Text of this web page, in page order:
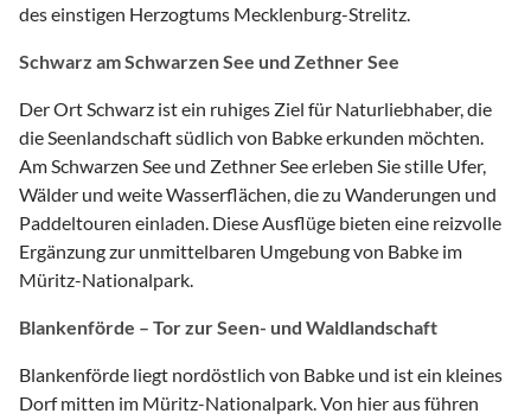
des einstigen Herzogtums Mecklenburg-Strelitz.
Schwarz am Schwarzen See und Zethner See
Der Ort Schwarz ist ein ruhiges Ziel für Naturliebhaber, die
die Seenlandschaft südlich von Babke erkunden möchten.
Am Schwarzen See und Zethner See erleben Sie stille Ufer,
Wälder und weite Wasserflächen, die zu Wanderungen und
Paddeltouren einladen. Diese Ausflüge bieten eine reizvolle
Ergänzung zur unmittelbaren Umgebung von Babke im
Müritz-Nationalpark.
Blankenförde – Tor zur Seen- und Waldlandschaft
Blankenförde liegt nordöstlich von Babke und ist ein kleines
Dorf mitten im Müritz-Nationalpark. Von hier aus führen